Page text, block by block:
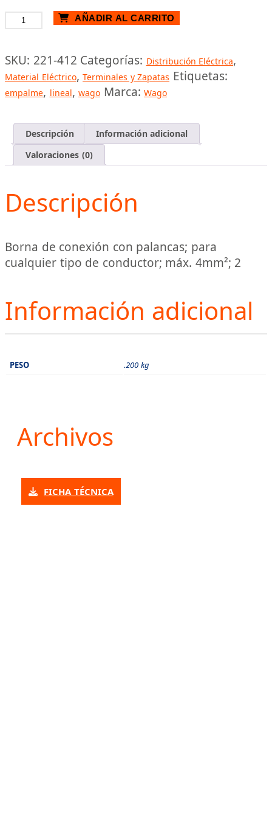
CONECTOR
EMPALME
PARA
4MM2
PUNTOS
cantidad
AÑADIR AL CARRITO
SKU: 221-412 Categorías: Distribución Eléctrica,
Material Eléctrico, Terminales y Zapatas Etiquetas:
empalme, lineal, wago Marca: Wago
Descripción
Información adicional
Valoraciones (0)
Descripción
Borna de conexión con palancas; para
cualquier tipo de conductor; máx. 4mm²; 2
Información adicional
PESO .200 kg
Archivos
FICHA TÉCNICA